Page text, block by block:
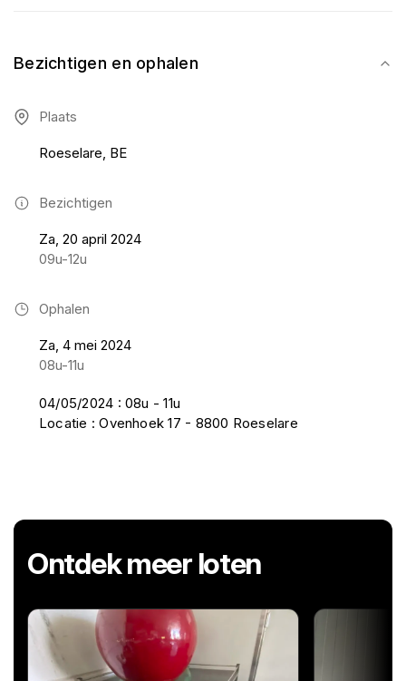
Bezichtigen en ophalen
Plaats
Roeselare, BE
Bezichtigen
Za, 20 april 2024
09u-12u
Ophalen
Za, 4 mei 2024
08u-11u
04/05/2024 : 08u - 11u
Locatie : Ovenhoek 17 - 8800 Roeselare
Ontdek meer loten